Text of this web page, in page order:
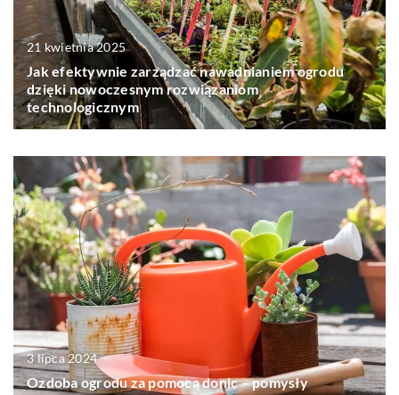
21 kwietnia 2025
Jak efektywnie zarządzać nawadnianiem ogrodu
dzięki nowoczesnym rozwiązaniom
technologicznym
3 lipca 2024
Ozdoba ogrodu za pomocą donic – pomysły